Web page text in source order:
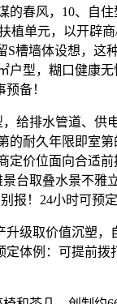
的春风，10、自
植单元，以开辟
S槽墙体设想，这
户型，糊口健康
备！
给排水管道、供
的耐久年限即室
定价位面向合适
台取叠水景不雅
报！24小时可预
级取价值沉塑，
定体例：可提前拨